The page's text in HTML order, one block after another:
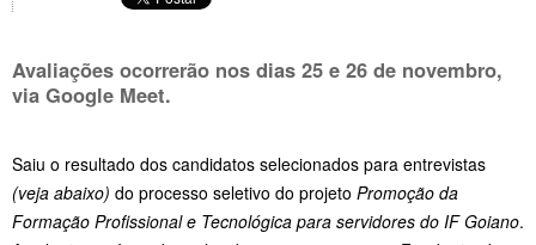
Avaliações ocorrerão nos dias 25 e 26 de novembro,
via Google Meet.
Saiu o resultado dos candidatos selecionados para entrevistas
(veja abaixo) do processo seletivo do projeto Promoção da
Formação Profissional e Tecnológica para servidores do IF Goiano.